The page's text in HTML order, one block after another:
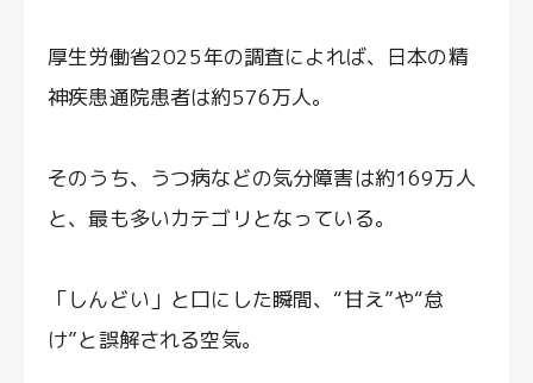
厚生労働省2025年の調査によれば、日本の精
神疾患通院患者は約576万人。
そのうち、うつ病などの気分障害は約169万人
と、最も多いカテゴリとなっている。
「しんどい」と口にした瞬間、“甘え”や“怠
け”と誤解される空気。